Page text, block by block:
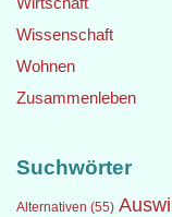
Wissenschaft
Wohnen
Zusammenleben
Suchwörter
Alternativen (55)